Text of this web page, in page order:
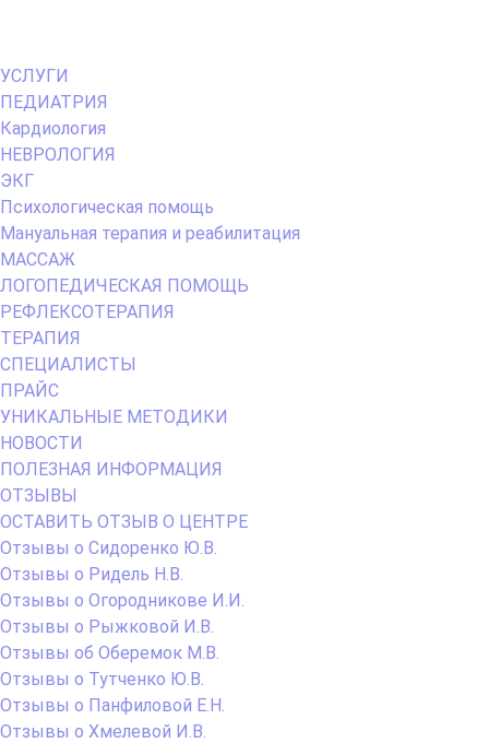
Primary
Menu
УСЛУГИ
ПЕДИАТРИЯ
Кардиология
НЕВРОЛОГИЯ
ЭКГ
Психологическая помощь
Мануальная терапия и реабилитация
МАССАЖ
ЛОГОПЕДИЧЕСКАЯ ПОМОЩЬ
РЕФЛЕКСОТЕРАПИЯ
ТЕРАПИЯ
СПЕЦИАЛИСТЫ
ПРАЙС
УНИКАЛЬНЫЕ МЕТОДИКИ
НОВОСТИ
ПОЛЕЗНАЯ ИНФОРМАЦИЯ
ОТЗЫВЫ
ОСТАВИТЬ ОТЗЫВ О ЦЕНТРЕ
Отзывы о Сидоренко Ю.В.
Отзывы о Ридель Н.В.
Отзывы о Огородникове И.И.
Отзывы о Рыжковой И.В.
Отзывы об Оберемок М.В.
Отзывы о Тутченко Ю.В.
Отзывы о Панфиловой Е.Н.
Отзывы о Хмелевой И.В.